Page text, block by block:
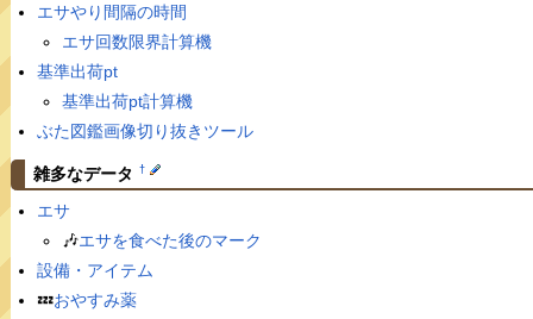
エサやり間隔の時間
エサ回数限界計算機
基準出荷pt
基準出荷pt計算機
ぶた図鑑画像切り抜きツール
雑多なデータ †
エサ
🎶エサを食べた後のマーク
設備・アイテム
💤おやすみ薬